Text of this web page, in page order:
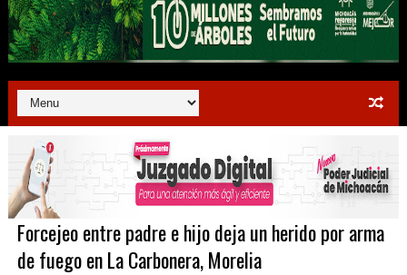
Forcejeo entre padre e hijo deja un herido por arma
de fuego en La Carbonera, Morelia